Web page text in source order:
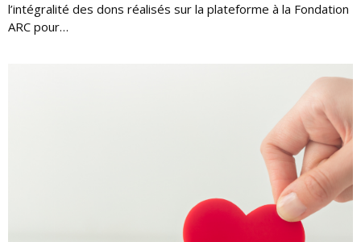
l’intégralité des dons réalisés sur la plateforme à la Fondation
ARC pour…